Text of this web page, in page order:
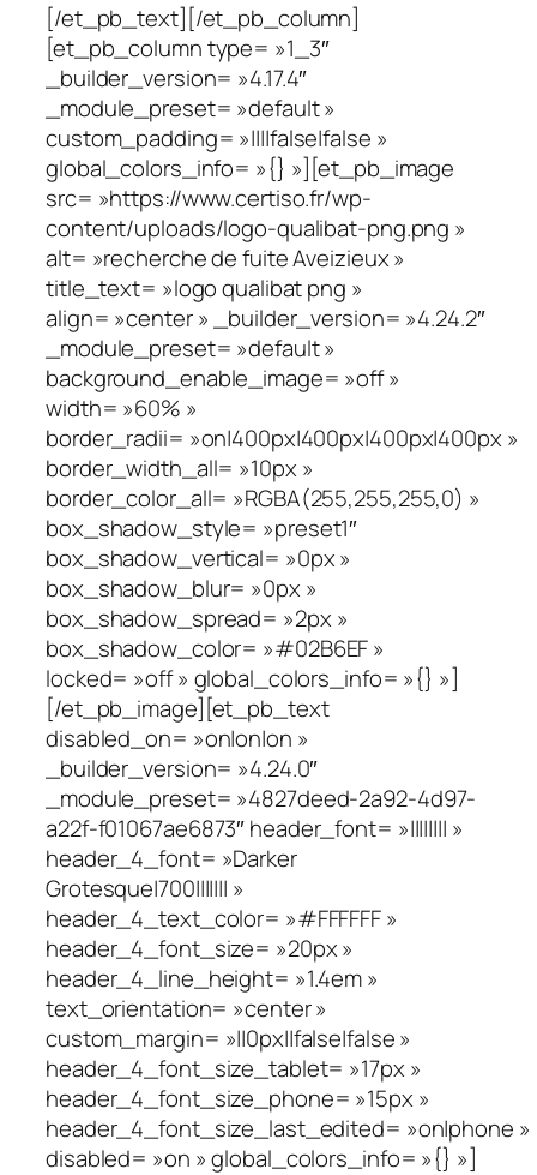
[/et_pb_text][/et_pb_column]
[et_pb_column type= »1_3″
_builder_version= »4.17.4″
_module_preset= »default »
custom_padding= »||||false|false »
global_colors_info= »{} »][et_pb_image
src= »https://www.certiso.fr/wp-
content/uploads/logo-qualibat-png.png »
alt= »recherche de fuite Aveizieux »
title_text= »logo qualibat png »
align= »center » _builder_version= »4.24.2″
_module_preset= »default »
background_enable_image= »off »
width= »60% »
border_radii= »on|400px|400px|400px|400px »
border_width_all= »10px »
border_color_all= »RGBA(255,255,255,0) »
box_shadow_style= »preset1″
box_shadow_vertical= »0px »
box_shadow_blur= »0px »
box_shadow_spread= »2px »
box_shadow_color= »#02B6EF »
locked= »off » global_colors_info= »{} »]
[/et_pb_image][et_pb_text
disabled_on= »on|on|on »
_builder_version= »4.24.0″
_module_preset= »4827deed-2a92-4d97-
a22f-f01067ae6873″ header_font= »|||||||| »
header_4_font= »Darker
Grotesque|700||||||| »
header_4_text_color= »#FFFFFF »
header_4_font_size= »20px »
header_4_line_height= »1.4em »
text_orientation= »center »
custom_margin= »||0px||false|false »
header_4_font_size_tablet= »17px »
header_4_font_size_phone= »15px »
header_4_font_size_last_edited= »on|phone »
disabled= »on » global_colors_info= »{} »]